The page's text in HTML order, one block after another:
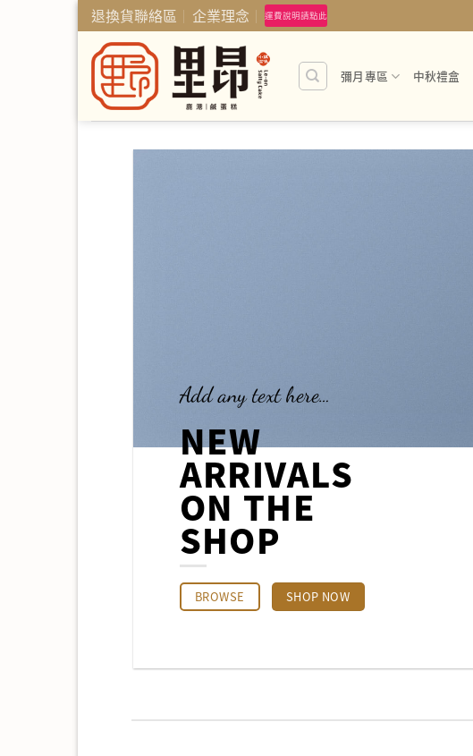
Skip
to
content
退換貨聯絡區 企業理念 運費說明請點此
彌月專區 中秋禮盒
Add any text here…
NEW
ARRIVALS
ON THE
SHOP
BROWSE SHOP NOW